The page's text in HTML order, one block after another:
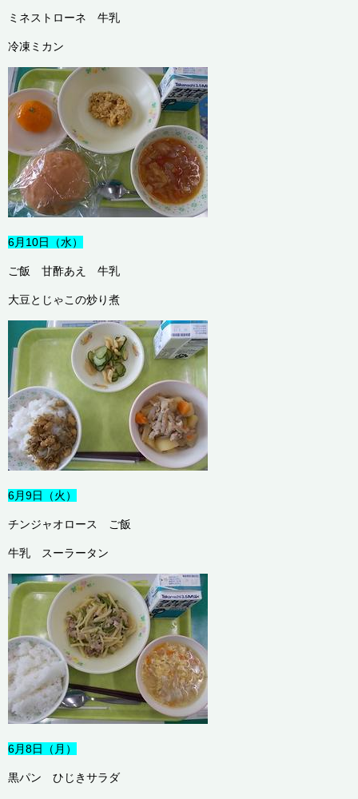
ミネストローネ 牛乳
冷凍ミカン
6月10日（水）
ご飯 甘酢あえ 牛乳
大豆とじゃこの炒り煮
6月9日（火）
チンジャオロース ご飯
牛乳 スーラータン
6月8日（月）
黒パン ひじきサラダ